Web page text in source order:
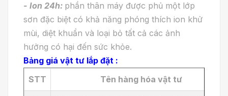
- Ion 24h: phần thân máy được phủ một lớp
sơn đặc biệt có khả năng phóng thích ion khử
mùi, diệt khuẩn và loại bỏ tất cả các ảnh
hưởng có hại đến sức khỏe.
Bảng giá vật tư lắp đặt :
STT
Tên hàng hóa vật tư